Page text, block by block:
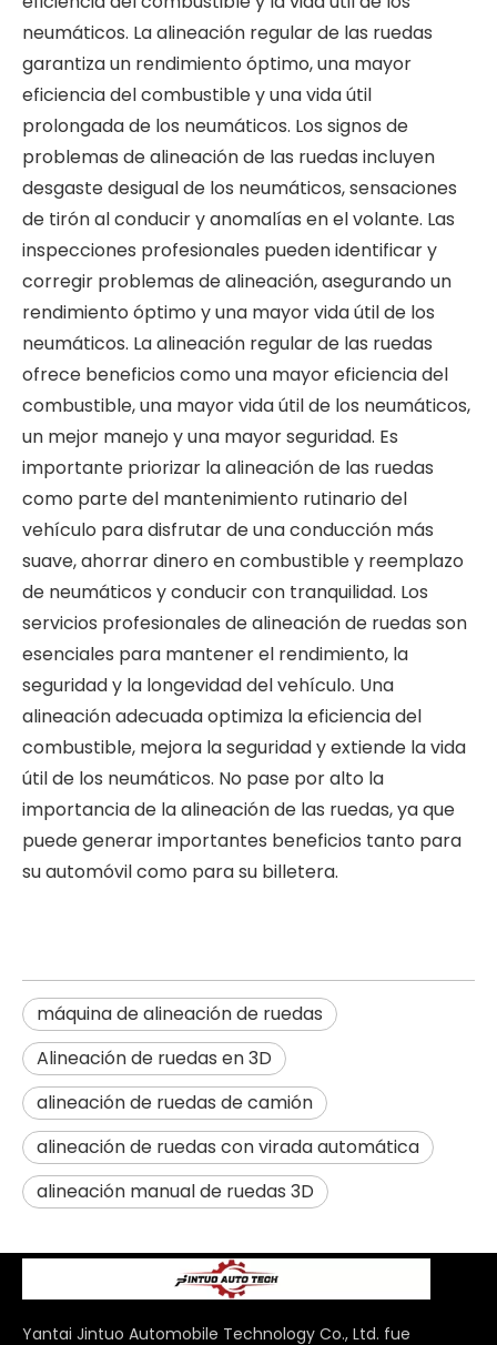
neumáticos. La alineación regular de las ruedas
garantiza un rendimiento óptimo, una mayor
eficiencia del combustible y una vida útil
prolongada de los neumáticos. Los signos de
problemas de alineación de las ruedas incluyen
desgaste desigual de los neumáticos, sensaciones
de tirón al conducir y anomalías en el volante. Las
inspecciones profesionales pueden identificar y
corregir problemas de alineación, asegurando un
rendimiento óptimo y una mayor vida útil de los
neumáticos. La alineación regular de las ruedas
ofrece beneficios como una mayor eficiencia del
combustible, una mayor vida útil de los neumáticos,
un mejor manejo y una mayor seguridad. Es
importante priorizar la alineación de las ruedas
como parte del mantenimiento rutinario del
vehículo para disfrutar de una conducción más
suave, ahorrar dinero en combustible y reemplazo
de neumáticos y conducir con tranquilidad. Los
servicios profesionales de alineación de ruedas son
esenciales para mantener el rendimiento, la
seguridad y la longevidad del vehículo. Una
alineación adecuada optimiza la eficiencia del
combustible, mejora la seguridad y extiende la vida
útil de los neumáticos. No pase por alto la
importancia de la alineación de las ruedas, ya que
puede generar importantes beneficios tanto para
su automóvil como para su billetera.
máquina de alineación de ruedas
Alineación de ruedas en 3D
alineación de ruedas de camión
alineación de ruedas con virada automática
alineación manual de ruedas 3D
Yantai Jintuo Automobile Technology Co., Ltd. fue